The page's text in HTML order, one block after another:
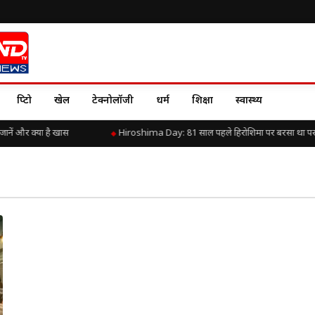
क्रिप्टो खेल टेक्नोलॉजी धर्म शिक्षा स्वास्थ्य
और क्या है खास Hiroshima Day: 81 साल पहले हिरोशिमा पर बरसा था